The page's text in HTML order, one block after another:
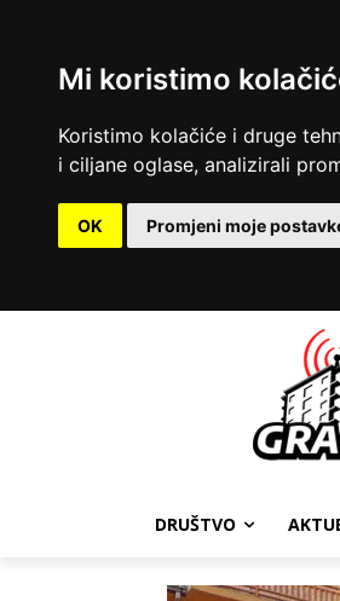
Mi koristimo
Koristimo kolačiće i druge
i ciljane oglase, analizirali
OK Promjeni moje
DRUŠTVO